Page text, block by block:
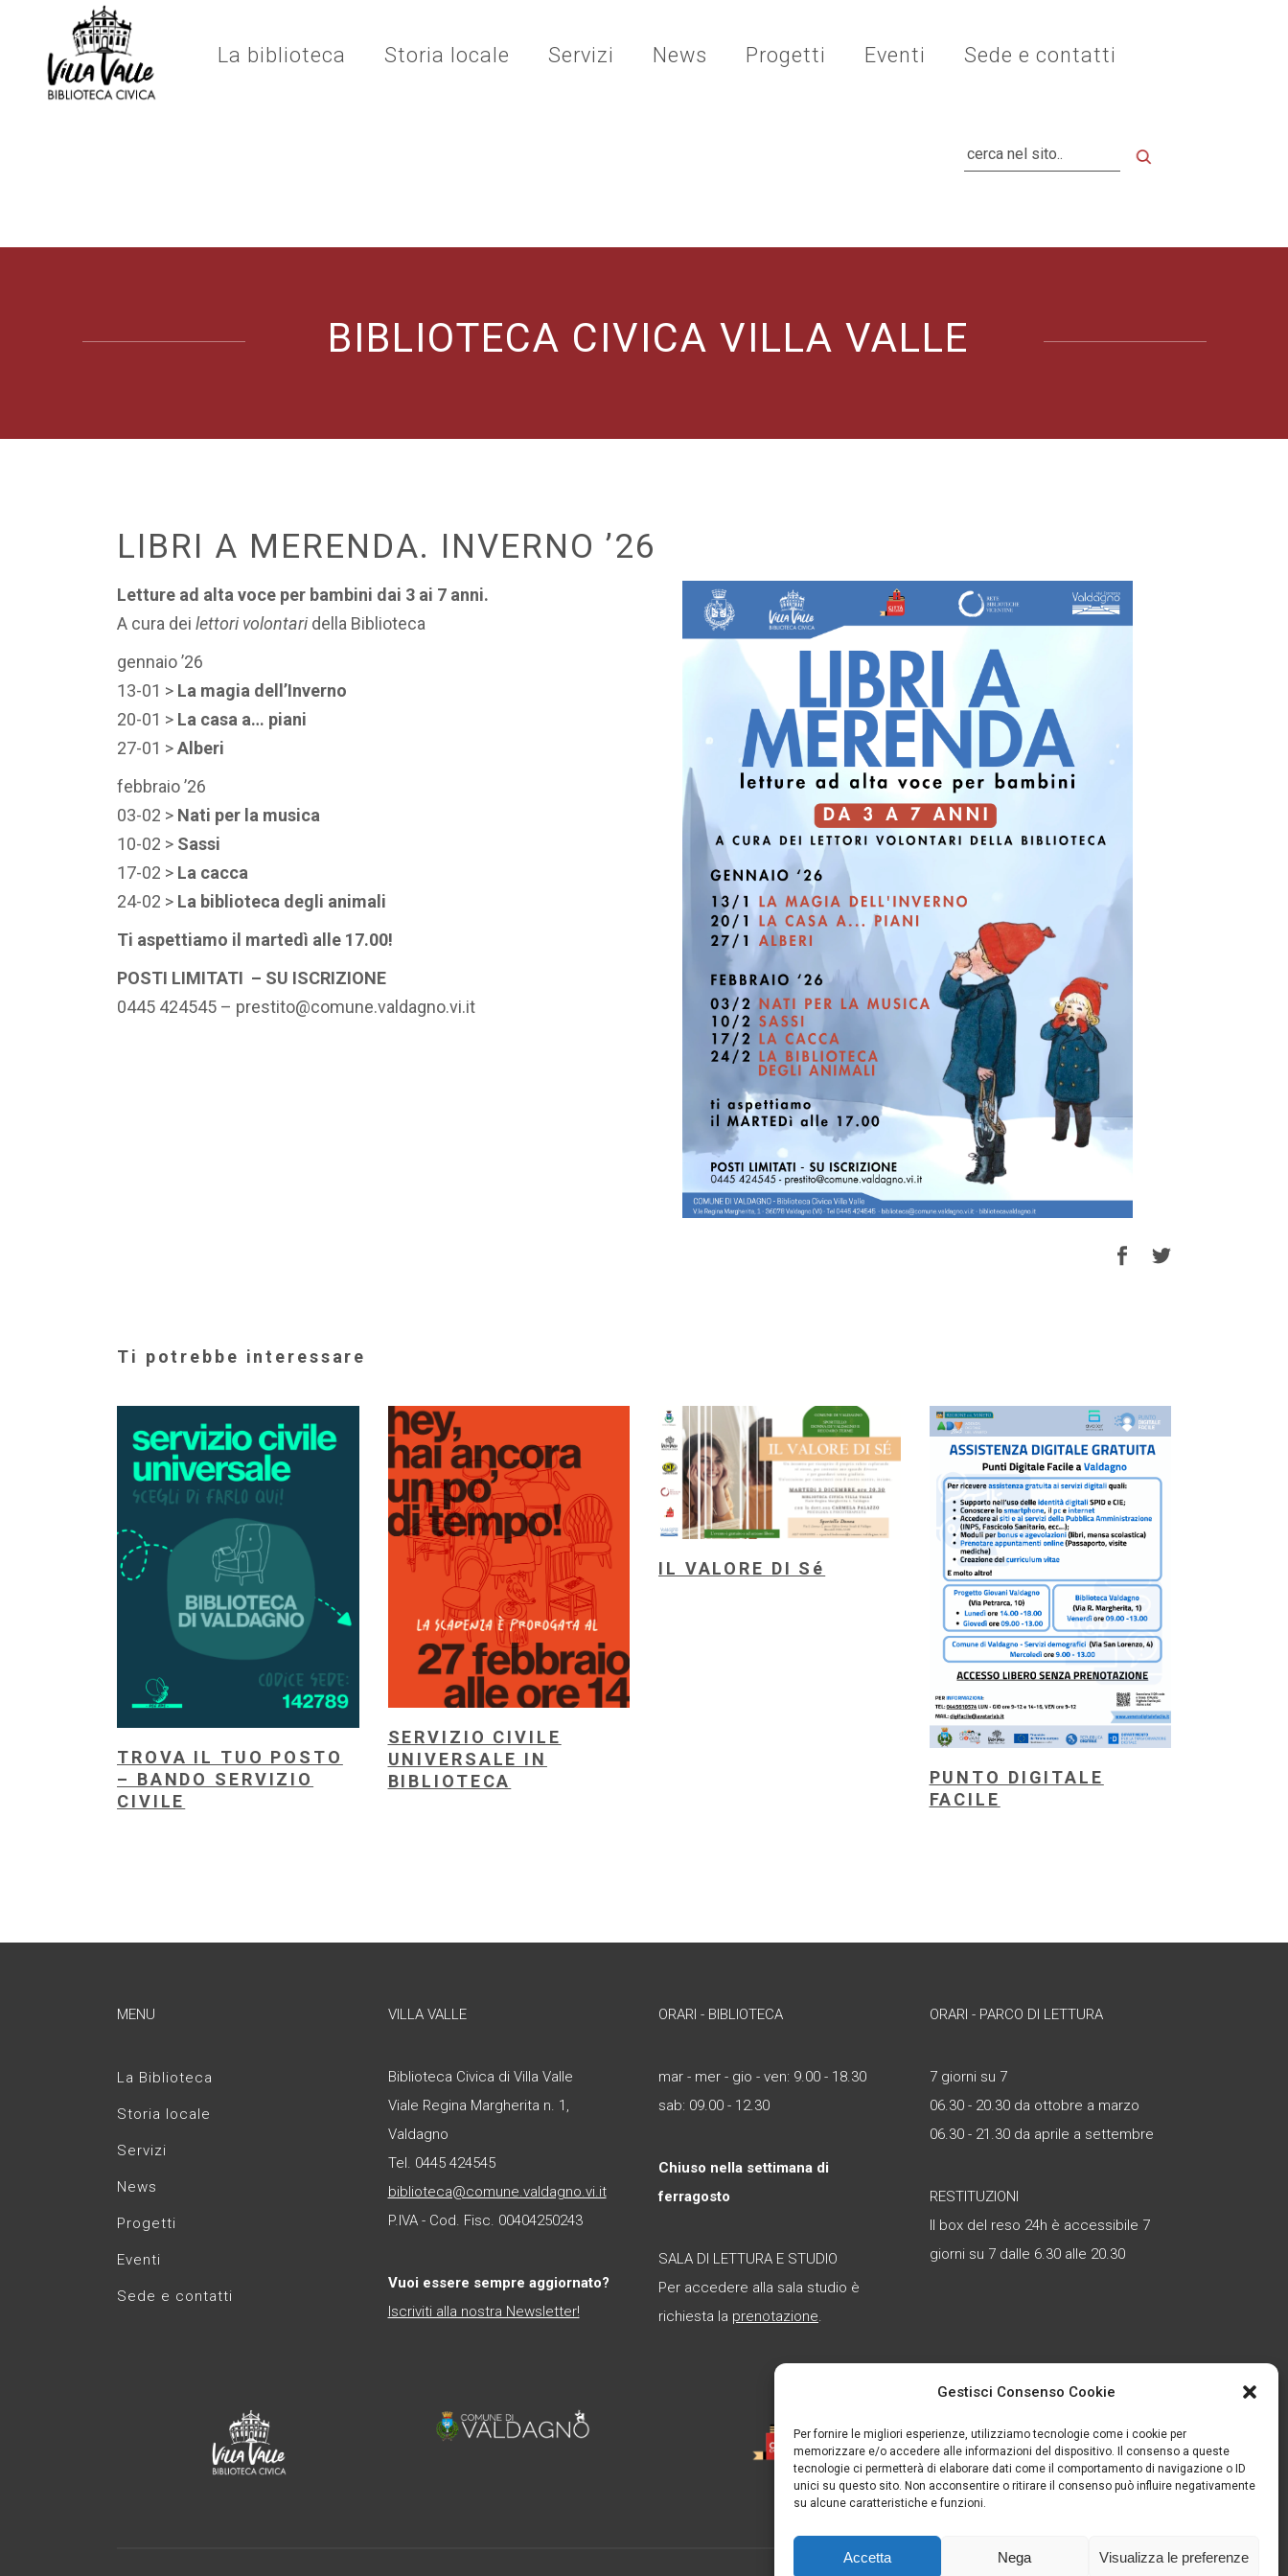
Gestisci Consenso Cookie
Per fornire le migliori esperienze, utilizziamo tecnologie come i cookie per
memorizzare e/o accedere alle informazioni del dispositivo. Il consenso a queste
tecnologie ci permetterà di elaborare dati come il comportamento di navigazione o ID
unici su questo sito. Non acconsentire o ritirare il consenso può influire negativamente
su alcune caratteristiche e funzioni.
Accetta Nega Visualizza le preferenze
La biblioteca Storia locale Servizi News Progetti Eventi Sede e contatti
BIBLIOTECA CIVICA VILLA VALLE
LIBRI A MERENDA. INVERNO ’26
Letture ad alta voce per bambini dai 3 ai 7 anni.
A cura dei lettori volontaridella Biblioteca
gennaio ’26
13-01 > La magia dell’Inverno
20-01 > La casa a… piani
27-01 >Alberi
febbraio ’26
03-02 > Nati per la musica
10-02 > Sassi
17-02 > La cacca
24-02 > La biblioteca degli animali
Ti aspettiamo il martedì alle 17.00!
POSTI LIMITATI – SU ISCRIZIONE
0445 424545 – prestito@comune.valdagno.vi.it
Ti potrebbe interessare
TROVA IL TUO POSTO
– BANDO SERVIZIO
CIVILE
SERVIZIO CIVILE
UNIVERSALE IN
BIBLIOTECA
IL VALORE DI Sé
PUNTO DIGITALE
FACILE
MENU
La Biblioteca
Storia locale
Servizi
News
Progetti
Eventi
Sede e contatti
VILLA VALLE
Biblioteca Civica di Villa Valle
Viale Regina Margherita n. 1,
Valdagno
Tel. 0445 424545
biblioteca@comune.valdagno.vi.it
P.IVA - Cod. Fisc. 00404250243
Vuoi essere sempre aggiornato?
Iscriviti alla nostra Newsletter!
ORARI - BIBLIOTECA
mar - mer - gio - ven: 9.00 - 18.30
sab: 09.00 - 12.30
Chiuso nella settimana di
ferragosto
SALA DI LETTURA E STUDIO
Per accedere alla sala studio è
richiesta la prenotazione.
ORARI - PARCO DI LETTURA
7 giorni su 7
06.30 - 20.30 da ottobre a marzo
06.30 - 21.30 da aprile a settembre
RESTITUZIONI
Il box del reso 24h è accessibile 7
giorni su 7 dalle 6.30 alle 20.30